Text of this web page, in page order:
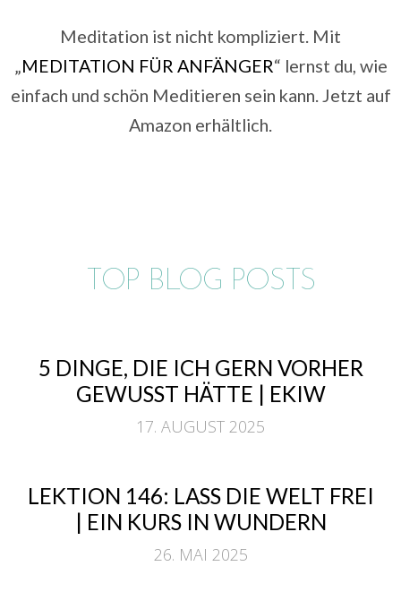
Meditation ist nicht kompliziert. Mit
MEDITATION FÜR ANFÄNGER“ lernst du, wie
einfach und schön Meditieren sein kann. Jetzt auf
Amazon erhältlich.
TOP BLOG POSTS
5 DINGE, DIE ICH GERN VORHER
GEWUSST HÄTTE | EKIW
17. AUGUST 2025
LEKTION 146: LASS DIE WELT FREI
| EIN KURS IN WUNDERN
26. MAI 2025